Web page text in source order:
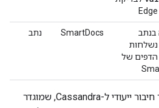
בנתב
של
SmartDocs נתב
מעבד הודעות משאיר מאגר חיבור ייעודי ל-Cassandra, שמוגדר